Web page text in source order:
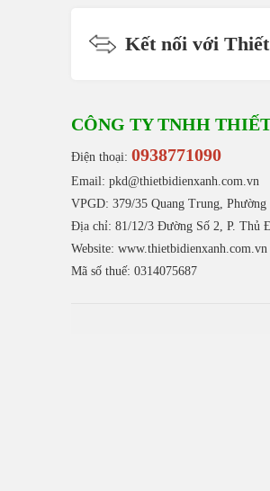
Kết nối với
CÔNG TY TNHH
Điện thoại: 0938771090
Email: pkd@thietbidienxanh.com.vn
VPGD: 379/35 Quang Trung,
Địa chỉ: 81/12/3 Đường Số 2, P. Thủ
Website: www.thietbidienxanh.com.vn
Mã số thuế: 0314075687